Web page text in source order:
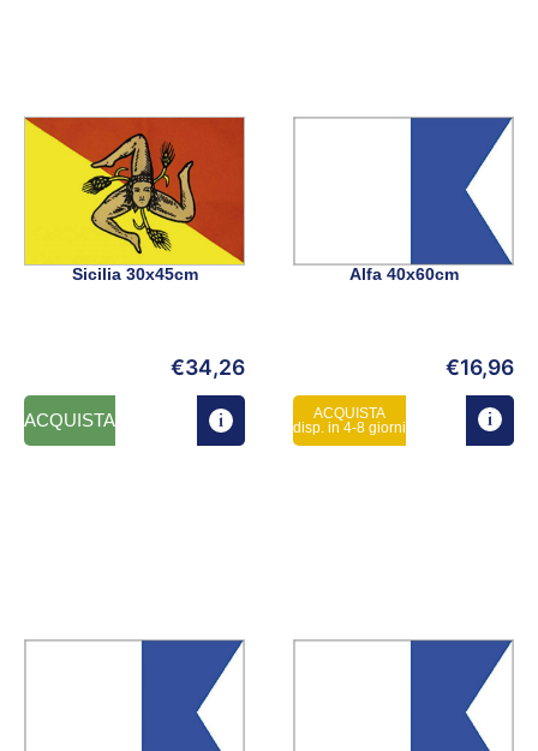
Sicilia 30x45cm
€34,26
ACQUISTA
Alfa 40x60cm
€16,96
ACQUISTA
disp. in 4-8 giorni